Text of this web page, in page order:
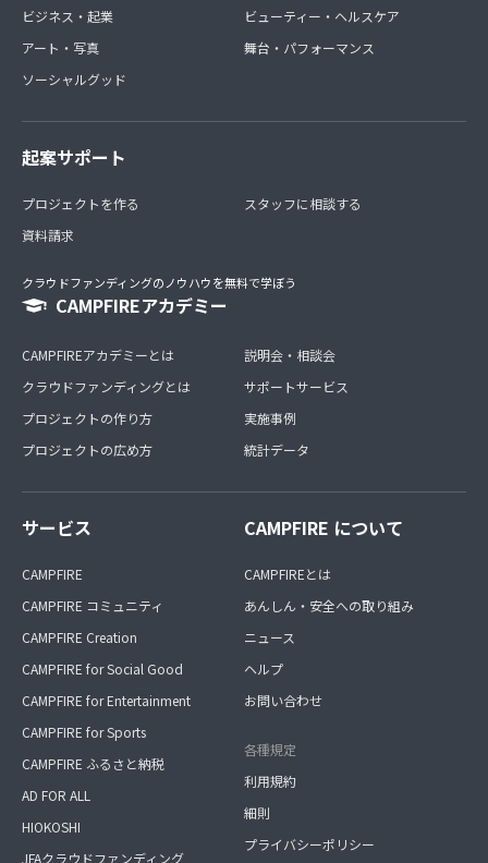
ビジネス・起業
アート・写真
ソーシャルグッド
ビューティー・ヘルスケア
舞台・パフォーマンス
起案サポート
プロジェクトを作る
資料請求
スタッフに相談する
クラウドファンディングのノウハウを無料で学ぼう
CAMPFIREアカデミー
CAMPFIREアカデミーとは
クラウドファンディングとは
プロジェクトの作り方
プロジェクトの広め方
説明会・相談会
サポートサービス
実施事例
統計データ
サービス
CAMPFIRE
CAMPFIRE コミュニティ
CAMPFIRE Creation
CAMPFIRE for Social Good
CAMPFIRE for Entertainment
CAMPFIRE for Sports
CAMPFIRE ふるさと納税
AD FOR ALL
HIOKOSHI
JFAクラウドファンディング
CAMPFIRE について
CAMPFIREとは
あんしん・安全への取り組み
ニュース
ヘルプ
お問い合わせ
各種規定
利用規約
細則
プライバシーポリシー